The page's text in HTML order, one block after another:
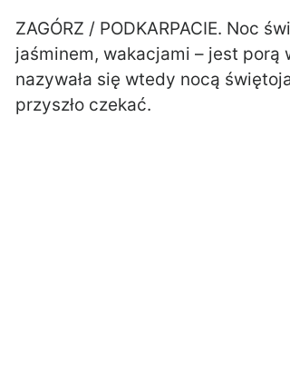
ZAGÓRZ / PODKARPACIE. Noc
jaśminem, wakacjami – jest
nazywała się wtedy nocą
przyszło czekać.